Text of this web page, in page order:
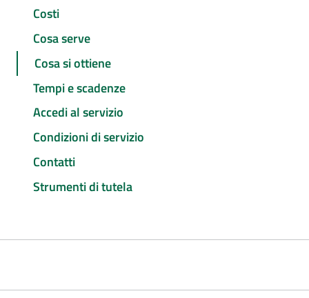
Costi
Cosa serve
Cosa si ottiene
Tempi e scadenze
Accedi al servizio
Condizioni di servizio
Contatti
Strumenti di tutela